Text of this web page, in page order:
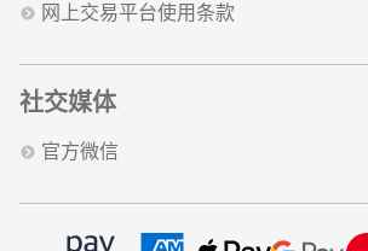
网上交易平台使用条款
社交媒体
官方微信